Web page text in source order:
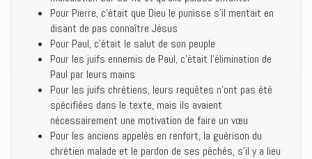
Pour Pierre, c’était que Dieu le punisse s’il mentait en
disant de pas connaître Jésus
Pour Paul, c’était le salut de son peuple
Pour les juifs ennemis de Paul, c’était l’élimination de
Paul par leurs mains
Pour les juifs chrétiens, leurs requêtes n’ont pas été
spécifiées dans le texte, mais ils avaient
nécessairement une motivation de faire un vœu
Pour les anciens appelés en renfort, la guérison du
chrétien malade et le pardon de ses péchés, s’il y a lieu